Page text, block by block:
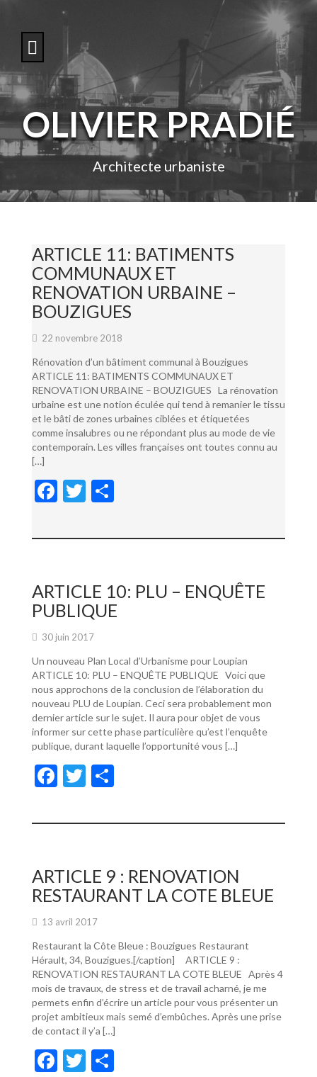
o
c
n
e
OLIVIER PRADIÉ
Architecte urbaniste
ARTICLE 11: BATIMENTS
COMMUNAUX ET
RENOVATION URBAINE –
BOUZIGUES
22 novembre 2018
Rénovation d’un bâtiment communal à Bouzigues
ARTICLE 11: BATIMENTS COMMUNAUX ET
RENOVATION URBAINE – BOUZIGUES La rénovation
urbaine est une notion éculée qui tend à remanier le tissu
et le bâti de zones urbaines ciblées et étiquetées
comme insalubres ou ne répondant plus au mode de vie
contemporain. Les villes françaises ont toutes connu au
[…]
F
e
o
o
k
T
itt ta
er
ARTICLE 10: PLU – ENQUÊTE
PUBLIQUE
30 juin 2017
Un nouveau Plan Local d’Urbanisme pour Loupian
ARTICLE 10: PLU – ENQUÊTE PUBLIQUE Voici que
nous approchons de la conclusion de l’élaboration du
nouveau PLU de Loupian. Ceci sera probablement mon
dernier article sur le sujet. Il aura pour objet de vous
informer sur cette phase particulière qu’est l’enquête
publique, durant laquelle l’opportunité vous […]
F
e
o
o
k
T
itt ta
er
ARTICLE 9 : RENOVATION
RESTAURANT LA COTE BLEUE
13 avril 2017
Restaurant la Côte Bleue : Bouzigues Restaurant
Hérault, 34, Bouzigues.[/caption] ARTICLE 9 :
RENOVATION RESTAURANT LA COTE BLEUE Après 4
mois de travaux, de stress et de travail acharné, je me
permets enfin d’écrire un article pour vous présenter un
projet ambitieux mais semé d’embûches. Après une prise
de contact il y’a […]
F
T